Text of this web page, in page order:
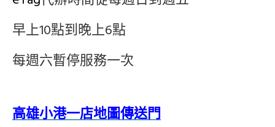
早上10點到晚上6點
每週六暫停服務一次
高雄小港一店地圖傳送門